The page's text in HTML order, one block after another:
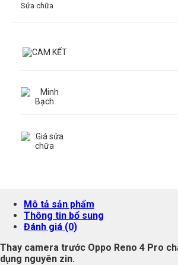
Sửa chữa
Mô tả sản phẩm
Thông tin bổ sung
Đánh giá (0)
Thay camera trước Oppo Reno 4 Pro
dụng nguyên zin.